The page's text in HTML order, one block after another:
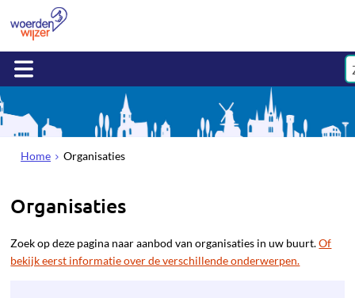
Home Organisaties
Organisaties
Zoek op deze pagina naar aanbod van organisaties in uw buurt.Of
bekijk eerst informatie over de verschillende onderwerpen.